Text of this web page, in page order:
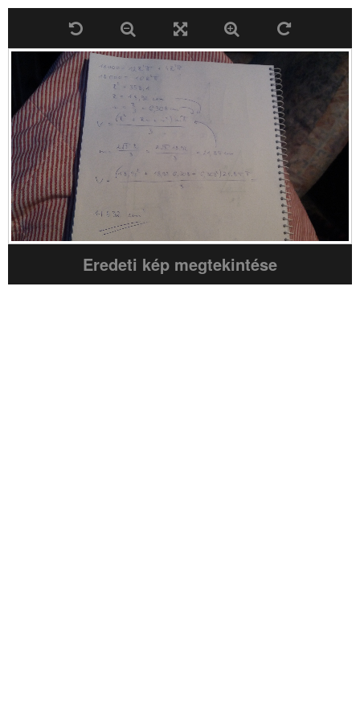
Eredeti kép megtekintése